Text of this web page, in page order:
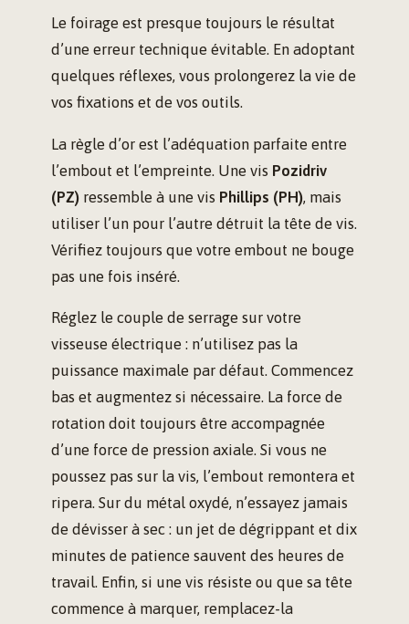
Le foirage est presque toujours le résultat
d’une erreur technique évitable. En adoptant
quelques réflexes, vous prolongerez la vie de
vos fixations et de vos outils.
La règle d’or est l’adéquation parfaite entre
l’embout et l’empreinte. Une vis Pozidriv
(PZ) ressemble à une vis Phillips (PH), mais
utiliser l’un pour l’autre détruit la tête de vis.
Vérifiez toujours que votre embout ne bouge
pas une fois inséré.
Réglez le couple de serrage sur votre
visseuse électrique : n’utilisez pas la
puissance maximale par défaut. Commencez
bas et augmentez si nécessaire. La force de
rotation doit toujours être accompagnée
d’une force de pression axiale. Si vous ne
poussez pas sur la vis, l’embout remontera et
ripera. Sur du métal oxydé, n’essayez jamais
de dévisser à sec : un jet de dégrippant et dix
minutes de patience sauvent des heures de
travail. Enfin, si une vis résiste ou que sa tête
commence à marquer, remplacez-la